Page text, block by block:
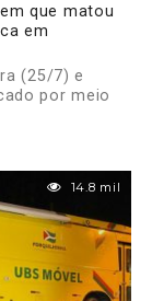
que matou
em
(25/7) e
por meio
14.8 mil